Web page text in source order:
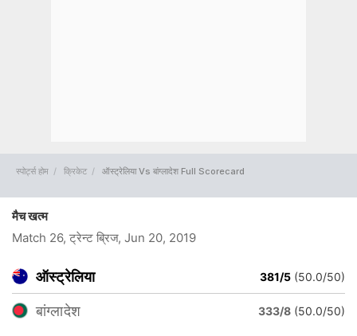
स्पोर्ट्स होम क्रिकेट ऑस्ट्रेलिया Vs बांग्लादेश Full Scorecard
मैच खत्म
Match 26, ट्रेन्ट ब्रिज, Jun 20, 2019
ऑस्ट्रेलिया 381/5 (50.0/50)
बांग्लादेश 333/8 (50.0/50)